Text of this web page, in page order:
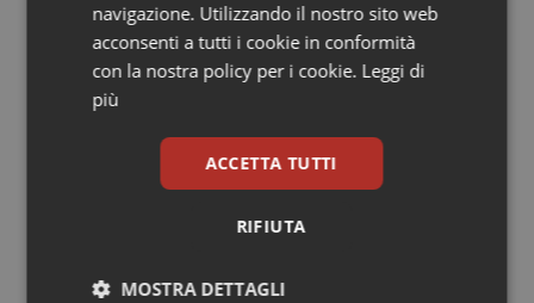
Ulcera & Reflusso
Vaccini
Medico MMG a Vodo e Borca di Cadore (BL)
15 Settembre 2025
navigazione. Utilizzando il nostro sito web
acconsenti a tutti i cookie in conformità
con la nostra policy per i cookie. Leggi di
più
ACCETTA TUTTI
RIFIUTA
MOSTRA DETTAGLI